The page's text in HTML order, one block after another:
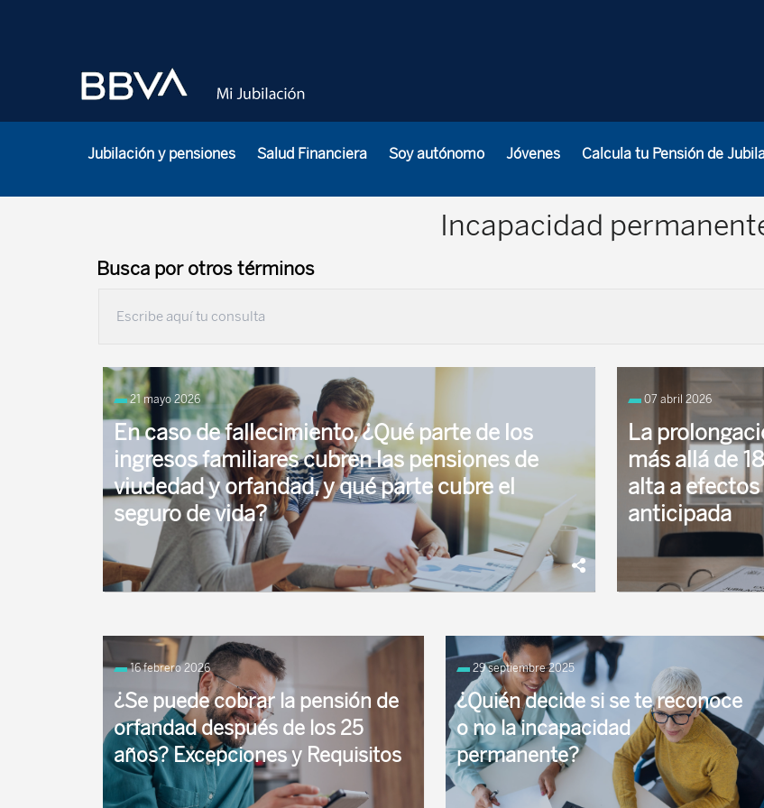
Jubilación y pensiones Salud Financiera Soy autónomo Jóvenes Calcula tu Pensión de
Incapacidad
Busca por otros términos
21 mayo 2026
En caso de fallecimiento, ¿Qué parte de los
ingresos familiares cubren las pensiones de
viudedad y orfandad, y qué parte cubre el
seguro de vida?
En el caso de que acontezca el fallecimiento o la incapacidad permanente
del cabeza de familia o de uno de los cabezas de familia, ...
07 abril 2026
La
más allá de
alta a
anticipada
Criterio de la
16 febrero 2026
¿Se puede cobrar la pensión de
orfandad después de los 25
años? Excepciones y Requisitos
29 septiembre 2025
¿Quién decide si se te reconoce
o no la incapacidad
permanente?